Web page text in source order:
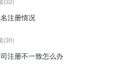
注册情况
(30)
注册不一致怎么办